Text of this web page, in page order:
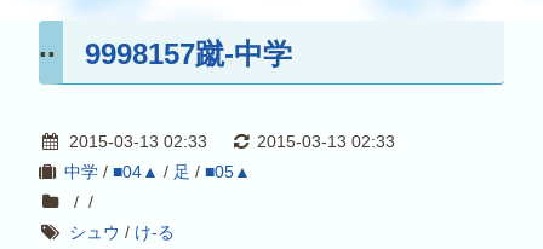
9998157蹴-中学
2015-03-13 02:33
2015-03-13 02:33
中学/ ■04▲ / 足 / ■05▲
/ /
シュウ / け-る